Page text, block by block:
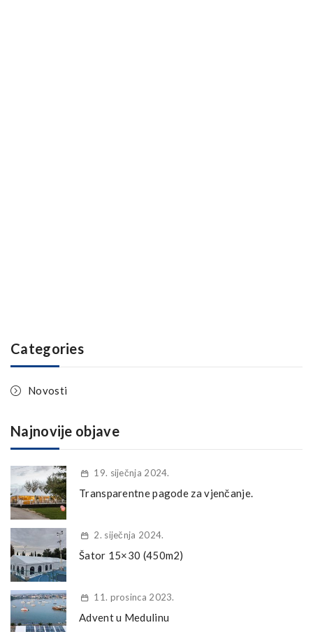
Categories
Novosti
Najnovije objave
19. siječnja 2024.
Transparentne pagode za vjenčanje.
2. siječnja 2024.
Šator 15×30 (450m2)
11. prosinca 2023.
Advent u Medulinu